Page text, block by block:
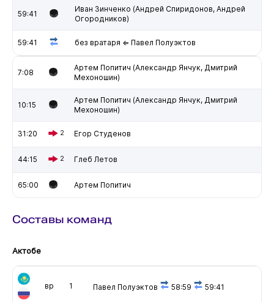
59:41
Иван Зинченко (Андрей Спиридонов, Андрей
Огородников)
59:41 без вратаря ⇐ Павел Полуэктов
7:08
Артем Попитич (Александр Янчук, Дмитрий
Мехоношин)
10:15
Артем Попитич (Александр Янчук, Дмитрий
Мехоношин)
31:20 2 Егор Студенов
44:15 2 Глеб Летов
65:00 Артем Попитич
Составы команд
Актобе
вр 1 Павел Полуэктов 58:59 59:41